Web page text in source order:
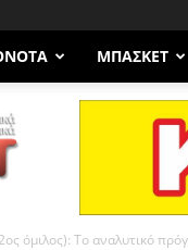
ΜΠΆΣΚΕΤ
όμιλος): Το αναλυτικό